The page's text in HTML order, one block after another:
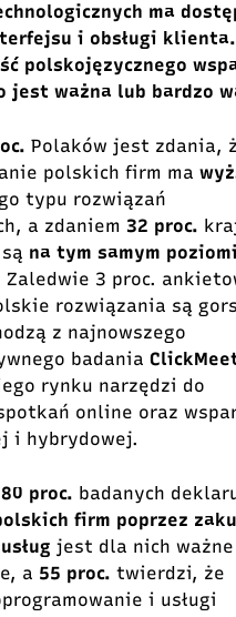
ma
i obsługi klienta.
polskojęzycznego
jest ważna lub bardzo
Polaków jest zdania,
polskich firm ma
typu rozwiązań
a zdaniem 32 proc.
na tym samym
Zaledwie 3 proc.
rozwiązania są
z najnowszego
badania
rynku narzędzi do
online oraz
i hybrydowej.
proc. badanych
firm poprzez
jest dla nich
a 55 proc. twierdzi, że
i usługi